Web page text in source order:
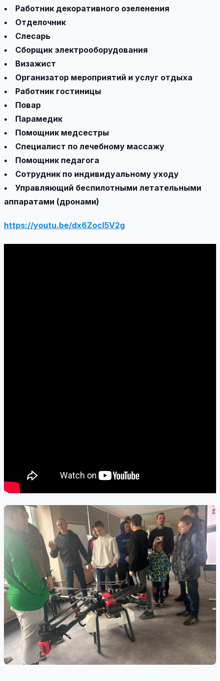
• Работник декоративного озеленения
• Отделочник
• Слесарь
• Сборщик электрооборудования
• Визажист
• Организатор мероприятий и услуг отдыха
• Работник гостиницы
• Повар
• Парамедик
• Помощник медсестры
• Специалист по лечебному массажу
• Помощник педагога
• Сотрудник по индивидуальному уходу
• Управляющий беспилотными летательными
аппаратами (дронами)
https://youtu.be/dx6Zocl5V2g